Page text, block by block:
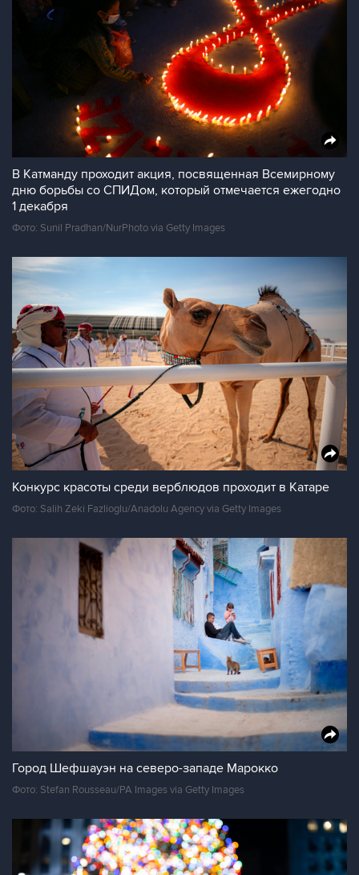
В Катманду проходит акция, посвященная Всемирному
дню борьбы со СПИДом, который отмечается ежегодно
1 декабря
Фото: Sunil Pradhan/NurPhoto via Getty Images
Конкурс красоты среди верблюдов проходит в Катаре
Фото: Salih Zeki Fazlioglu/Anadolu Agency via Getty Images
Город Шефшауэн на северо-западе Марокко
Фото: Stefan Rousseau/PA Images via Getty Images